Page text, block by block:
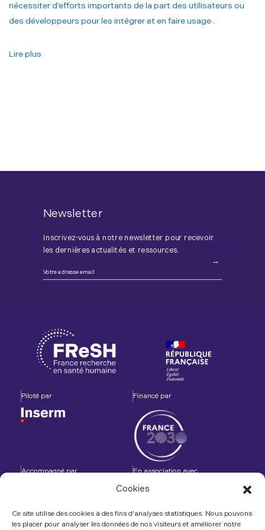
Cookies
Ce site utilise des cookies à des fins d'analyses statistiques. Nous pouvons
les placer pour analyser les données de nos visiteurs et améliorer notre
nécessiter d’efforts importants de la part des utilisateurs ou
des développeurs pour les intégrer et en faire usage .
Lire plus
Newsletter
Inscrivez-vous à notre newsletter pour recevoir
les dernières actualités et ressources.
Piloté par Financé par
Accompagné par En association avec